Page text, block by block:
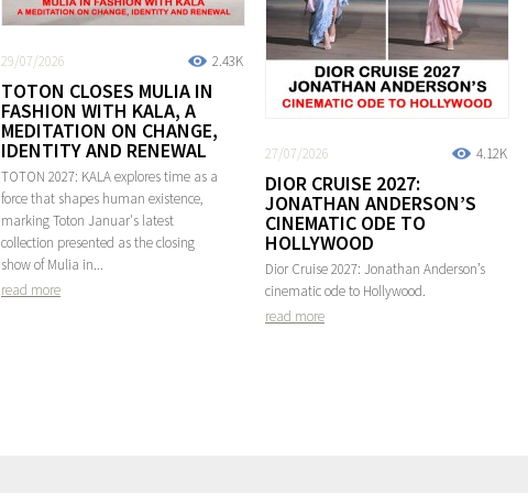
2.43K
29/07/2026
TOTON CLOSES MULIA IN
FASHION WITH KALA, A
MEDITATION ON CHANGE,
IDENTITY AND RENEWAL
TOTON 2027: KALA explores time as a
force that shapes human existence,
marking Toton Januar's latest
collection presented as the closing
show of Mulia in...
read more
4.12K
27/07/2026
DIOR CRUISE 2027:
JONATHAN ANDERSON’S
CINEMATIC ODE TO
HOLLYWOOD
Dior Cruise 2027: Jonathan Anderson’s
cinematic ode to Hollywood.
read more